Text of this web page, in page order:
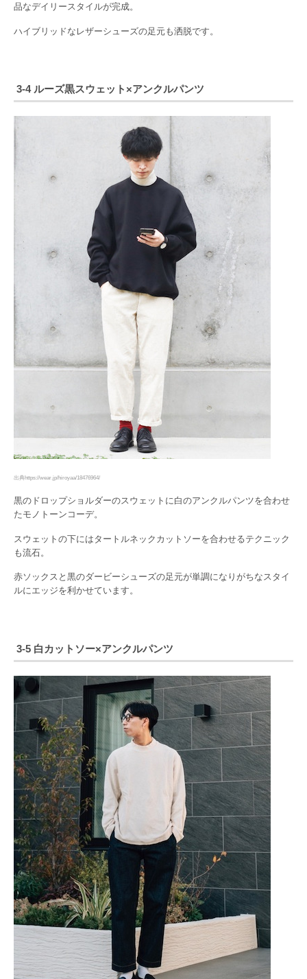
品なデイリースタイルが完成。
ハイブリッドなレザーシューズの足元も洒脱です。
3-4 ルーズ黒スウェット×アンクルパンツ
出典https://wear.jp/hiroyaa/18476964/
黒のドロップショルダーのスウェットに白のアンクルパンツを合わせ
たモノトーンコーデ。
スウェットの下にはタートルネックカットソーを合わせるテクニック
も流石。
赤ソックスと黒のダービーシューズの足元が単調になりがちなスタイ
ルにエッジを利かせています。
3-5 白カットソー×アンクルパンツ